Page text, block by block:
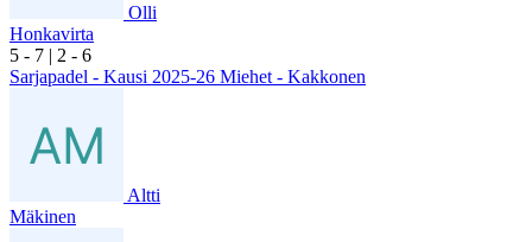
Olli
Honkavirta
5 - 7 | 2 - 6
Sarjapadel - Kausi 2025-26 Miehet - Kakkonen
Altti
Mäkinen